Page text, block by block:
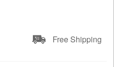
Free Shipping